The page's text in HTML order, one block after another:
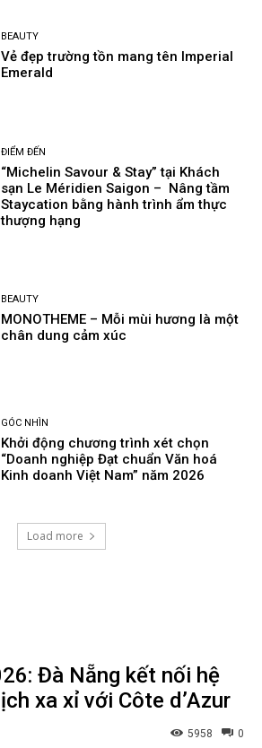
BEAUTY
Vẻ đẹp trường tồn mang tên Imperial
Emerald
ĐIỂM ĐẾN
“Michelin Savour & Stay” tại Khách
sạn Le Méridien Saigon – Nâng tầm
Staycation bằng hành trình ẩm thực
thượng hạng
BEAUTY
MONOTHEME – Mỗi mùi hương là một
chân dung cảm xúc
GÓC NHÌN
Khởi động chương trình xét chọn
“Doanh nghiệp Đạt chuẩn Văn hoá
Kinh doanh Việt Nam” năm 2026
Load more